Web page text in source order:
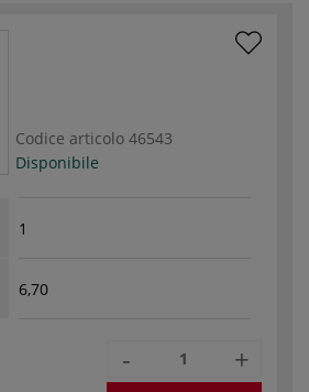
Codice articolo 46543
Disponibile
1
6,70
- +